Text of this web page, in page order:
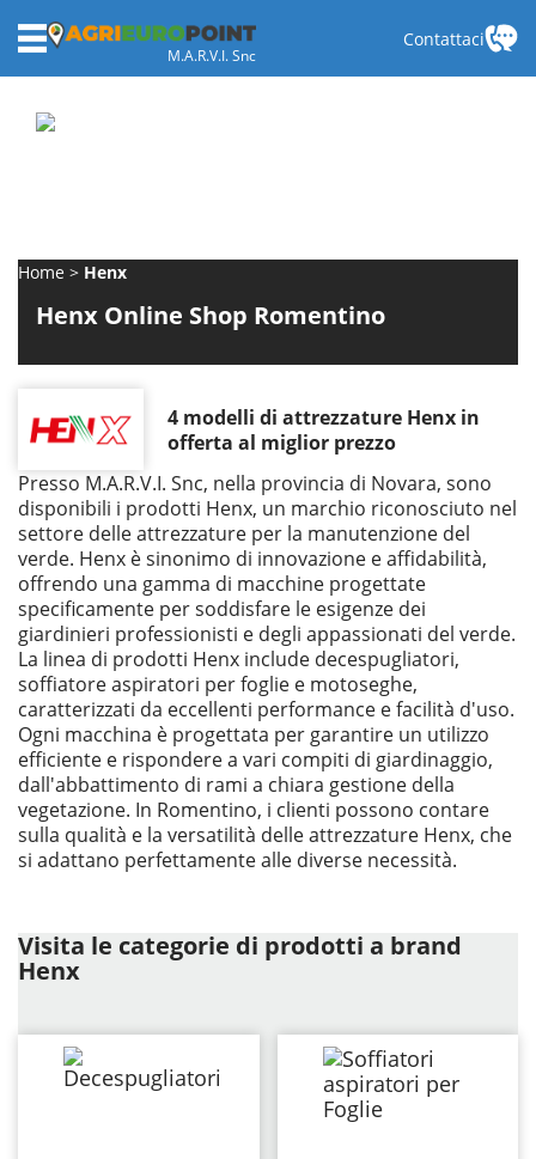
M.A.R.V.I. Snc
Contattaci
Home Henx
Henx Online Shop Romentino
4 modelli di attrezzature Henx in
offerta al miglior prezzo
Presso M.A.R.V.I. Snc, nella provincia di Novara, sono
disponibili i prodotti Henx, un marchio riconosciuto nel
settore delle attrezzature per la manutenzione del
verde. Henx è sinonimo di innovazione e affidabilità,
offrendo una gamma di macchine progettate
specificamente per soddisfare le esigenze dei
giardinieri professionisti e degli appassionati del verde.
La linea di prodotti Henx include decespugliatori,
soffiatore aspiratori per foglie e motoseghe,
caratterizzati da eccellenti performance e facilità d'uso.
Ogni macchina è progettata per garantire un utilizzo
efficiente e rispondere a vari compiti di giardinaggio,
dall'abbattimento di rami a chiara gestione della
vegetazione. In Romentino, i clienti possono contare
sulla qualità e la versatilità delle attrezzature Henx, che
si adattano perfettamente alle diverse necessità.
Visita le categorie di prodotti a brand
Henx